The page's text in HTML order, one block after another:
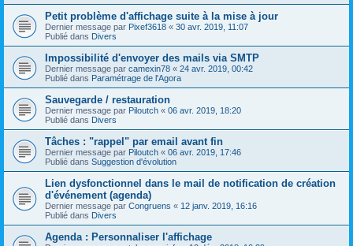
Petit problème d'affichage suite à la mise à jour
Dernier message par Pixef3618 « 30 avr. 2019, 11:07
Publié dans Divers
Impossibilité d'envoyer des mails via SMTP
Dernier message par camexin78 « 24 avr. 2019, 00:42
Publié dans Paramétrage de l'Agora
Sauvegarde / restauration
Dernier message par Piloutch « 06 avr. 2019, 18:20
Publié dans Divers
Tâches : "rappel" par email avant fin
Dernier message par Piloutch « 06 avr. 2019, 17:46
Publié dans Suggestion d'évolution
Lien dysfonctionnel dans le mail de notification de création
d'événement (agenda)
Dernier message par Congruens « 12 janv. 2019, 16:16
Publié dans Divers
Agenda : Personnaliser l'affichage